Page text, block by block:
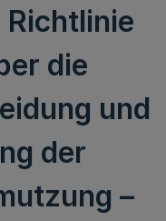
die
und
der
–